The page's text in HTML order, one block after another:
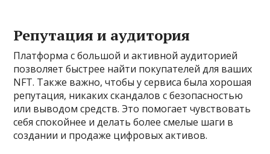
Репутация и аудитория
Платформа с большой и активной аудиторией
позволяет быстрее найти покупателей для ваших
NFT. Также важно, чтобы у сервиса была хорошая
репутация, никаких скандалов с безопасностью
или выводом средств. Это помогает чувствовать
себя спокойнее и делать более смелые шаги в
создании и продаже цифровых активов.